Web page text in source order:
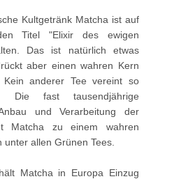
Kultgetränk Matcha ist auf
Titel "Elixir des ewigen
Das ist natürlich etwas
aber einen wahren Kern
anderer Tee vereint so
Die fast tausendjährige
und Verarbeitung der
Matcha zu einem wahren
unter allen Grünen Tees.
Matcha in Europa Einzug